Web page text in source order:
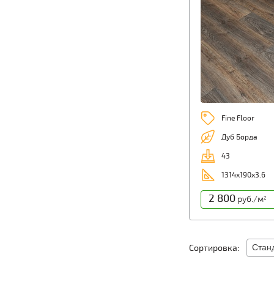
Fine Floor
Дуб Борда
43
1314x190x3.6
2 800руб./м2
Сортировка: